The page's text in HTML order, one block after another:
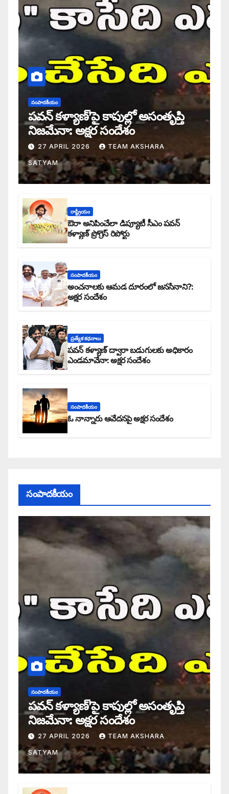
సంపాదకీయం
పవన్ కళ్యాణ్’పై కాపుల్లో అసంతృప్తి
నిజమేనా: అక్షర సందేశం
27 APRIL 2026 TEAM AKSHARA
SATYAM
రాష్ట్రీయం
ఔరా అనిపించేలా డిప్యూటీ సీఎం పవన్
కళ్యాణ్ ప్రోగ్రెస్ రిపోర్టు
సంపాదకీయం
అంచనాలకు ఆమడ దూరంలో జనసేనాని?:
అక్షర సందేశం
ప్రత్యేక కధనాలు
పవన్ కళ్యాణ్ ద్వారా బడుగులకు అధికారం
ఎండమావేనా: అక్షర సందేశం
సంపాదకీయం
ఓ నాన్నారు ఆవేదనపై అక్షర సందేశం
సంపాదకీయం
సంపాదకీయం
పవన్ కళ్యాణ్’పై కాపుల్లో అసంతృప్తి
నిజమేనా: అక్షర సందేశం
27 APRIL 2026 TEAM AKSHARA
SATYAM